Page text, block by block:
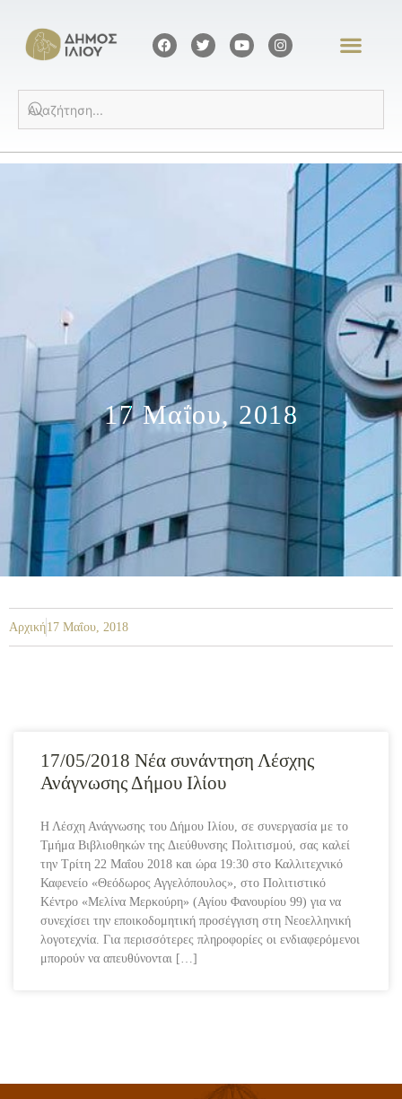
17 Μαΐου, 2018
Αρχική17 Μαΐου, 2018
17/05/2018 Νέα συνάντηση Λέσχης
Ανάγνωσης Δήμου Ιλίου
Η Λέσχη Ανάγνωσης του Δήμου Ιλίου, σε συνεργασία με το
Τμήμα Βιβλιοθηκών της Διεύθυνσης Πολιτισμού, σας καλεί
την Τρίτη 22 Μαΐου 2018 και ώρα 19:30 στο Καλλιτεχνικό
Καφενείο «Θεόδωρος Αγγελόπουλος», στο Πολιτιστικό
Κέντρο «Μελίνα Μερκούρη» (Αγίου Φανουρίου 99) για να
συνεχίσει την εποικοδομητική προσέγγιση στη Νεοελληνική
λογοτεχνία. Για περισσότερες πληροφορίες οι ενδιαφερόμενοι
μπορούν να απευθύνονται […]